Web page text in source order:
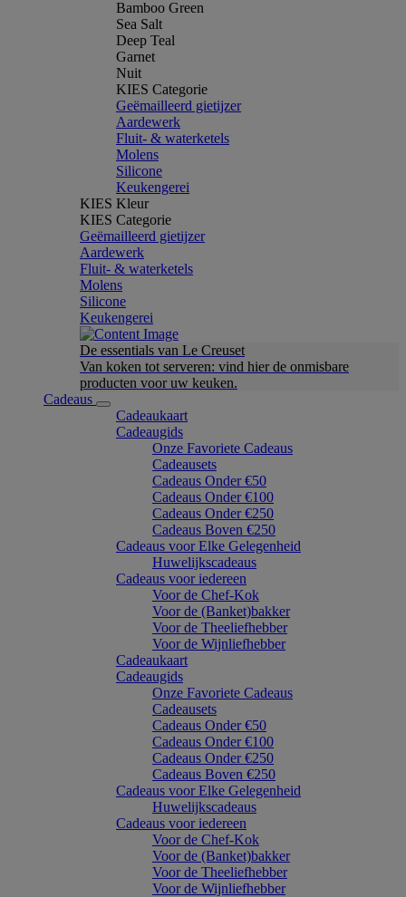
Bamboo Green
Sea Salt
Deep Teal
Garnet
Nuit
KIES Categorie
Geëmailleerd gietijzer
Aardewerk
Fluit- & waterketels
Molens
Silicone
Keukengerei
KIES Kleur
KIES Categorie
Geëmailleerd gietijzer
Aardewerk
Fluit- & waterketels
Molens
Silicone
Keukengerei
De essentials van Le Creuset
Van koken tot serveren: vind hier de onmisbare
producten voor uw keuken.
Cadeaus
Cadeaukaart
Cadeaugids
Onze Favoriete Cadeaus
Cadeausets
Cadeaus Onder €50
Cadeaus Onder €100
Cadeaus Onder €250
Cadeaus Boven €250
Cadeaus voor Elke Gelegenheid
Huwelijkscadeaus
Cadeaus voor iedereen
Voor de Chef-Kok
Voor de (Banket)bakker
Voor de Theeliefhebber
Voor de Wijnliefhebber
Cadeaukaart
Cadeaugids
Onze Favoriete Cadeaus
Cadeausets
Cadeaus Onder €50
Cadeaus Onder €100
Cadeaus Onder €250
Cadeaus Boven €250
Cadeaus voor Elke Gelegenheid
Huwelijkscadeaus
Cadeaus voor iedereen
Voor de Chef-Kok
Voor de (Banket)bakker
Voor de Theeliefhebber
Voor de Wijnliefhebber